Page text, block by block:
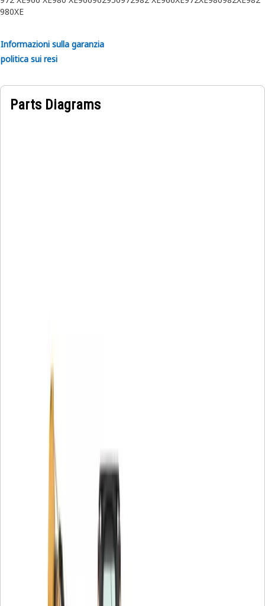
980XE
Informazioni sulla garanzia
politica sui resi
Parts Diagrams